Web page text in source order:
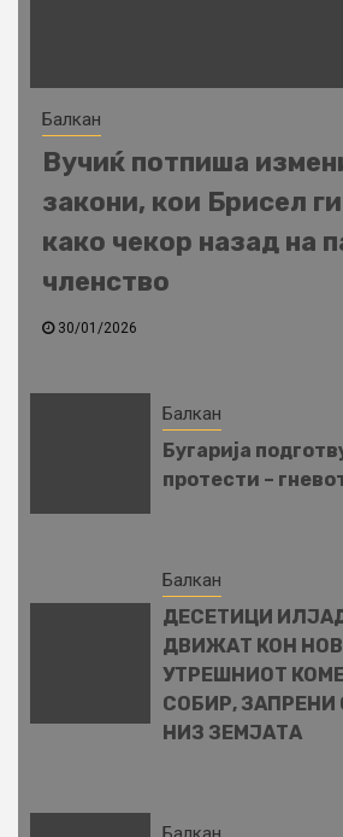
Балкан
Вучиќ потпиша
закони, кои Брисел
како чекор назад на
членство
30/01/2026
Балкан
Бугарија
протести –
Балкан
ДЕСЕТИЦИ
ДВИЖАТ КОН
УТРЕШНИОТ
СОБИР, ЗАПРЕНИ
НИЗ ЗЕМЈАТА